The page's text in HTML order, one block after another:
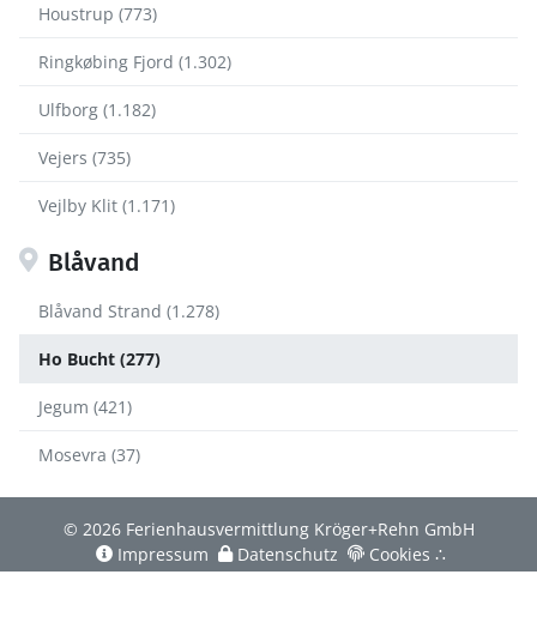
Houstrup (773)
Ringkøbing Fjord (1.302)
Ulfborg (1.182)
Vejers (735)
Vejlby Klit (1.171)
Blåvand
Blåvand Strand (1.278)
Ho Bucht (277)
Jegum (421)
Mosevra (37)
© 2026 Ferienhausvermittlung Kröger+Rehn GmbH
Impressum
Datenschutz Cookies ∴